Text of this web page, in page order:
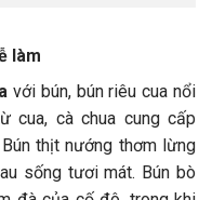
làm
với bún, bún riêu cua nổi
cua, cà chua cung cấp
thịt nướng thơm lừng
sống tươi mát. Bún bò